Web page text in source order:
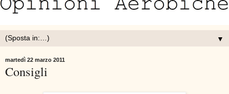
▼
martedì 22 marzo 2011
Consigli